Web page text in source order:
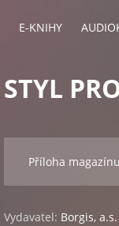
E-KNIHY
STYL
Příloha magazínu
Vydavatel: Borgis, a.s.